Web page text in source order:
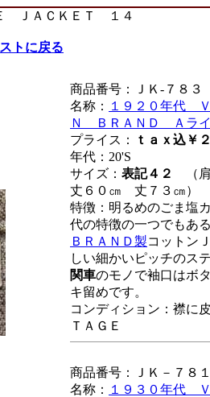
ＪＡＣＫＥＴ １４
トに戻る
商品番号：ＪＫ-７８３
名称：
１９２０年代
Ｎ ＢＲＡＮＤ Ａライ
プライス：
ｔａｘ込￥
年代：20'S
サイズ： 表記４２
（
丈６０㎝ 丈７３㎝）
特徴：明るめのごま塩
代の特徴の一つでもあ
ＢＲＡＮＤ製コットン
しい細かいピッチのス
関車のモノで袖口はボ
キ留めです。
コンディション：襟に
ＴＡＧＥ
商品番号：ＪＫ－７８１
名称：
１９３０年代